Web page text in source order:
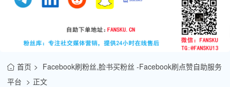
首页
Facebook刷粉丝,脸书买粉丝 -Facebook刷点赞自助服务
平台
正文